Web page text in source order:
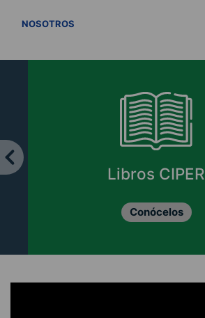
NOSOTROS
Libros CIPER
Conócelos